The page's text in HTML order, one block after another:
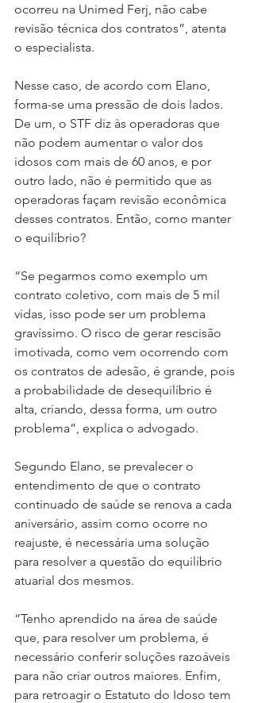
ocorreu na Unimed Ferj, não cabe
revisão técnica dos contratos”, atenta
o especialista.
Nesse caso, de acordo com Elano,
forma-se uma pressão de dois lados.
De um, o STF diz às operadoras que
não podem aumentar o valor dos
idosos com mais de 60 anos, e por
outro lado, não é permitido que as
operadoras façam revisão econômica
desses contratos. Então, como manter
o equilíbrio?
“Se pegarmos como exemplo um
contrato coletivo, com mais de 5 mil
vidas, isso pode ser um problema
gravíssimo. O risco de gerar rescisão
imotivada, como vem ocorrendo com
os contratos de adesão, é grande, pois
a probabilidade de desequilíbrio é
alta, criando, dessa forma, um outro
problema”, explica o advogado.
Segundo Elano, se prevalecer o
entendimento de que o contrato
continuado de saúde se renova a cada
aniversário, assim como ocorre no
reajuste, é necessária uma solução
para resolver a questão do equilíbrio
atuarial dos mesmos.
“Tenho aprendido na área de saúde
que, para resolver um problema, é
necessário conferir soluções razoáveis
para não criar outros maiores. Enfim,
para retroagir o Estatuto do Idoso tem